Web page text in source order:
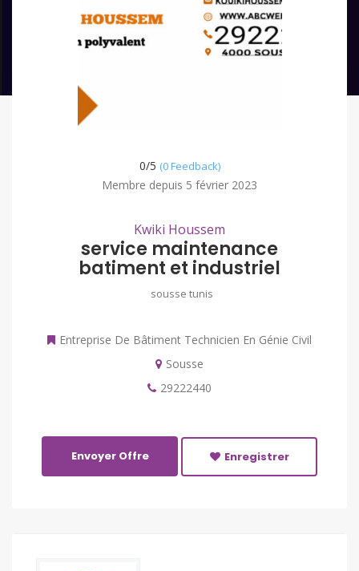
0/5 (0 Feedback)
Membre depuis 5 février 2023
Kwiki Houssem
service maintenance
batiment et industriel
sousse tunis
Entreprise De Bâtiment Technicien En Génie Civil
Sousse
29222440
Envoyer Offre Enregistrer